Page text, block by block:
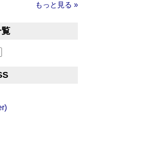
もっと見る »